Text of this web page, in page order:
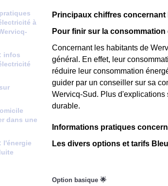
à
infos
dans une
l'énergie
Principaux chiffres
Pour finir sur la
Concernant les habitants de
général. En effet, leur
réduire leur consommation
guider par un conseiller sur sa
Wervicq-Sud. Plus
durable.
Informations pratiques
Les divers options et tarifs